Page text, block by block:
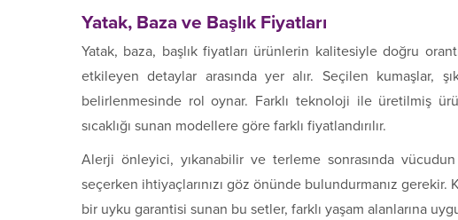
Yatak, Baza ve Başlık Fiyatları
Yatak, baza, başlık fiyatları ürünlerin kalitesiyle doğru
etkileyen detaylar arasında yer alır. Seçilen kumaşlar,
belirlenmesinde rol oynar. Farklı teknoloji ile üretilmiş
sıcaklığı sunan modellere göre farklı fiyatlandırılır.
Alerji önleyici, yıkanabilir ve terleme sonrasında
seçerken ihtiyaçlarınızı göz önünde bulundurmanız
bir uyku garantisi sunan bu setler, farklı yaşam alanlarına